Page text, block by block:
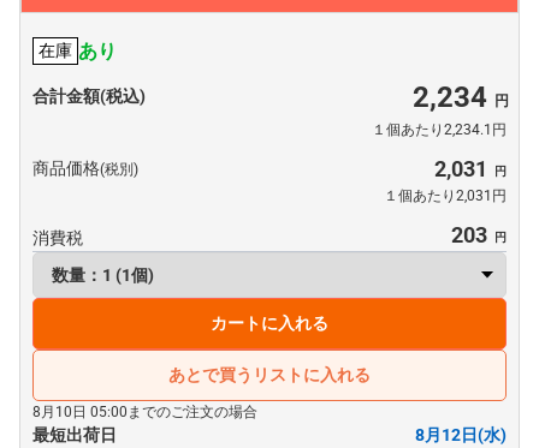
在庫 あり
合計金額(税込) 2,234
１個あたり2,234.1円
商品価格(税別) 2,031
１個あたり2,031円
消費税 203
カートに入れる
あとで買うリストに入れる
8月10日 05:00までのご注文の場合
最短出荷日 8月12日(水)